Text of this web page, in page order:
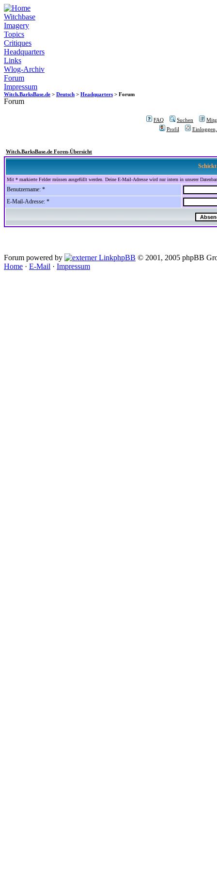
Witchbase
Imagery
Topics
Critiques
Headquarters
Links
Wlog-Archiv
Forum
Impressum
Witch.BarksBase.de > Deutsch > Headquarters > Forum
Forum
FAQ Suchen
Profil
Witch.BarksBase.de Foren-Übersicht
Mit * markierte Felder müssen ausgefüllt werden. Deine E-Mail-Adresse wird nur intern in unserer
Benutzername: *
E-Mail-Adresse: *
Forum powered by phpBB © 2001, 2005 phpBB
Home · E-Mail · Impressum